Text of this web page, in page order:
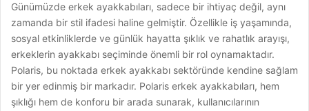
Günümüzde erkek ayakkabıları, sadece bir ihtiyaç değil, aynı
zamanda bir stil ifadesi haline gelmiştir. Özellikle iş yaşamında,
sosyal etkinliklerde ve günlük hayatta şıklık ve rahatlık arayışı,
erkeklerin ayakkabı seçiminde önemli bir rol oynamaktadır.
Polaris, bu noktada erkek ayakkabı sektöründe kendine sağlam
bir yer edinmiş bir markadır. Polaris erkek ayakkabıları, hem
şıklığı hem de konforu bir arada sunarak, kullanıcılarının